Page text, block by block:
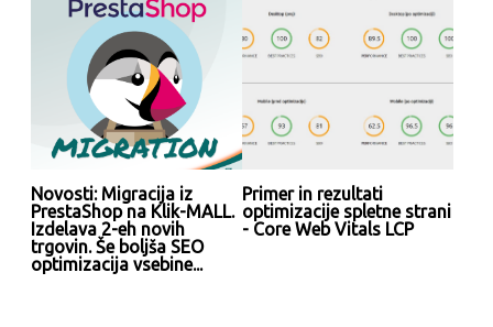
Novosti: Migracija iz
PrestaShop na Klik-MALL.
Izdelava 2-eh novih
trgovin. Še boljša SEO
optimizacija vsebine...
Primer in rezultati
optimizacije spletne strani
- Core Web Vitals LCP